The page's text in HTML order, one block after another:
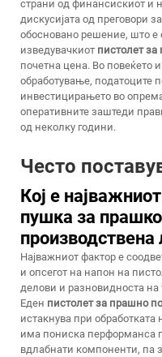
страни од финансискиот и
дискусијата од преговори
обосновано решение, што е
изведувачкиот пистолет
почетна цена. Во повеќето
обработување, податоците
инвестицирањето во
оперативните заштеди
од неколку години.
Често
Кој е
пушка за
производствена
Најважниот фактор е
и опсегот на напон на
делови и разновидноста на
Еден пистолет за прашно
истакнува при
има пониска перформанса
вдлабнати компоненти, па